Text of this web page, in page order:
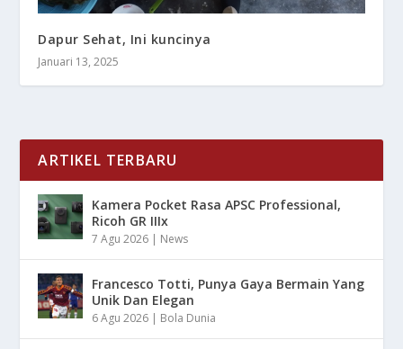
Dapur Sehat, Ini kuncinya
Januari 13, 2025
ARTIKEL TERBARU
Kamera Pocket Rasa APSC Professional,
Ricoh GR IIIx
7 Agu 2026 | News
Francesco Totti, Punya Gaya Bermain Yang
Unik Dan Elegan
6 Agu 2026 | Bola Dunia